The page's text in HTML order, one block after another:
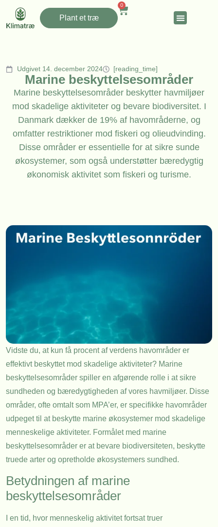
Plant et træ
0
Udgivet 14. december 2024 [reading_time]
Marine beskyttelsesområder
Marine beskyttelsesområder beskytter havmiljøer
mod skadelige aktiviteter og bevare biodiversitet. I
Danmark dækker de 19% af havområderne, og
omfatter restriktioner mod fiskeri og olieudvinding.
Disse områder er essentielle for at sikre sunde
økosystemer, som også understøtter bæredygtig
økonomisk aktivitet som fiskeri og turisme.
Vidste du, at kun få procent af verdens havområder er
effektivt beskyttet mod skadelige aktiviteter? Marine
beskyttelsesområder spiller en afgørende rolle i at sikre
sundheden og bæredygtigheden af vores havmiljøer. Disse
områder, ofte omtalt som MPA’er, er specifikke havområder
udpeget til at beskytte marine økosystemer mod skadelige
menneskelige aktiviteter. Formålet med marine
beskyttelsesområder er at bevare biodiversiteten, beskytte
truede arter og opretholde økosystemers sundhed.
Betydningen af marine
beskyttelsesområder
I en tid, hvor menneskelig aktivitet fortsat truer